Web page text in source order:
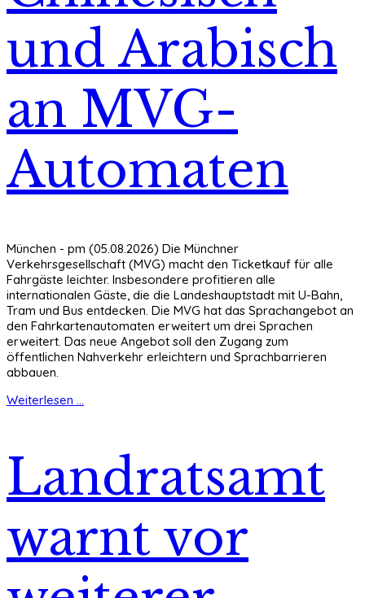
und Arabisch
an MVG-
Automaten
München - pm (05.08.2026) Die Münchner
Verkehrsgesellschaft (MVG) macht den Ticketkauf für alle
Fahrgäste leichter. Insbesondere profitieren alle
internationalen Gäste, die die Landeshauptstadt mit U-Bahn,
Tram und Bus entdecken. Die MVG hat das Sprachangebot an
den Fahrkartenautomaten erweitert um drei Sprachen
erweitert. Das neue Angebot soll den Zugang zum
öffentlichen Nahverkehr erleichtern und Sprachbarrieren
abbauen.
Weiterlesen ...
Landratsamt
warnt vor